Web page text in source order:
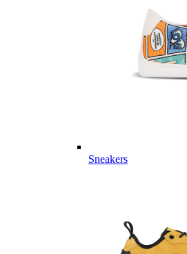
Sneakers